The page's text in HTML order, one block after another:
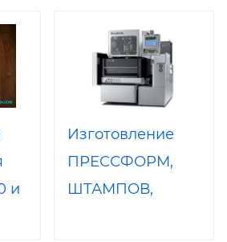
производитель
и
Изготовление
ПРЕССФОРМ,
ШТАМПОВ,